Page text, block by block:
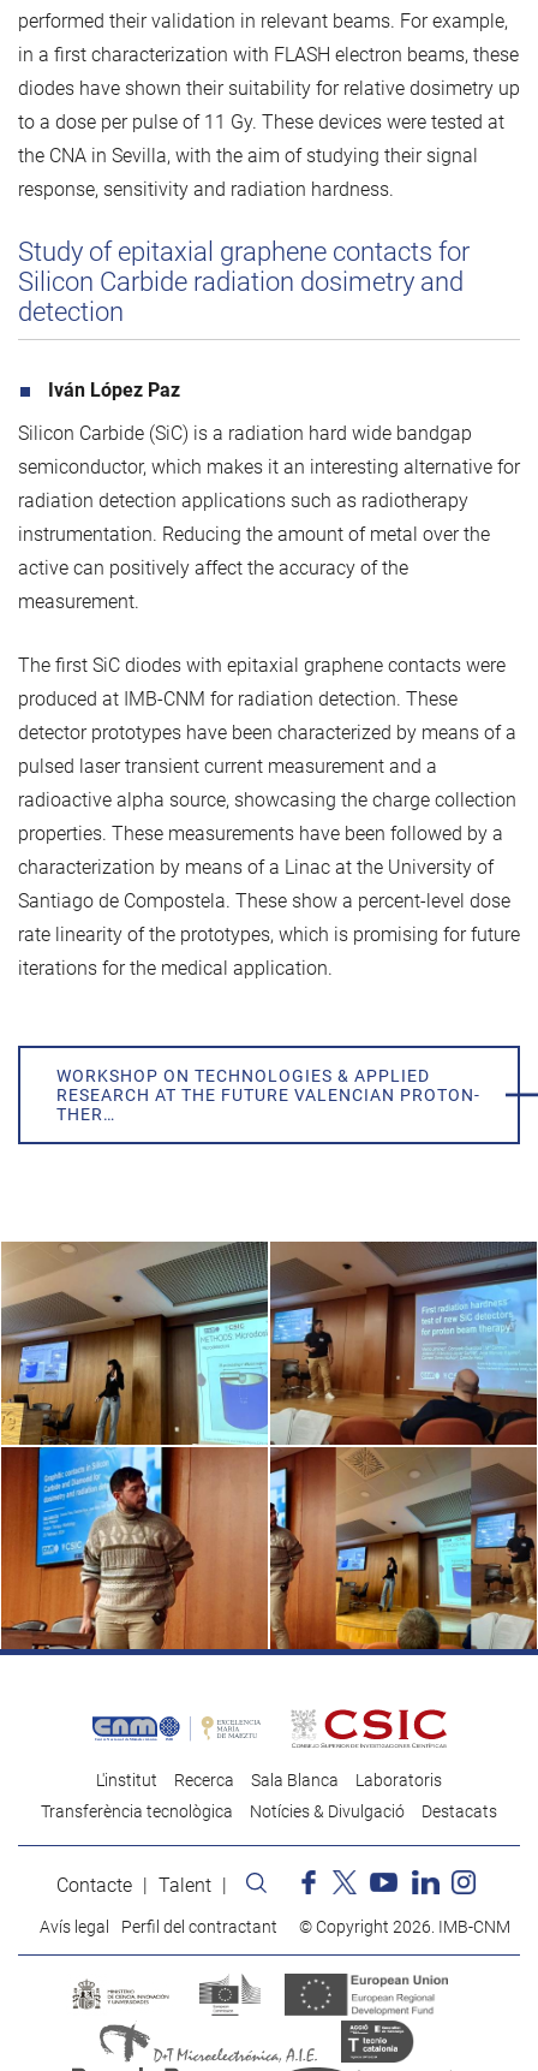
performed their validation in relevant beams. For example,
in a first characterization with FLASH electron beams, these
diodes have shown their suitability for relative dosimetry up
to a dose per pulse of 11 Gy. These devices were tested at
the CNA in Sevilla, with the aim of studying their signal
response, sensitivity and radiation hardness.
Study of epitaxial graphene contacts for
Silicon Carbide radiation dosimetry and
detection
Iván López Paz
Silicon Carbide (SiC) is a radiation hard wide bandgap
semiconductor, which makes it an interesting alternative for
radiation detection applications such as radiotherapy
instrumentation. Reducing the amount of metal over the
active can positively affect the accuracy of the
measurement.
The first SiC diodes with epitaxial graphene contacts were
produced at IMB-CNM for radiation detection. These
detector prototypes have been characterized by means of a
pulsed laser transient current measurement and a
radioactive alpha source, showcasing the charge collection
properties. These measurements have been followed by a
characterization by means of a Linac at the University of
Santiago de Compostela. These show a percent-level dose
rate linearity of the prototypes, which is promising for future
iterations for the medical application.
WORKSHOP ON TECHNOLOGIES & APPLIED
RESEARCH AT THE FUTURE VALENCIAN PROTON-
THER…
L'institut Recerca Sala Blanca
Laboratoris
Transferència tecnològica
Notícies & Divulgació Destacats
Contacte Talent
Avís legal Perfil del contractant © Copyright 2026. IMB-CNM